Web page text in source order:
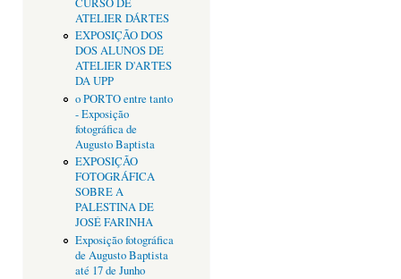
ATELIER DÁRTES
EXPOSIÇÃO DOS
DOS ALUNOS DE
ATELIER D'ARTES
DA UPP
o PORTO entre tanto
- Exposição
fotográfica de
Augusto Baptista
EXPOSIÇÃO
FOTOGRÁFICA
SOBRE A
PALESTINA DE
JOSÉ FARINHA
Exposição fotográfica
de Augusto Baptista
até 17 de Junho